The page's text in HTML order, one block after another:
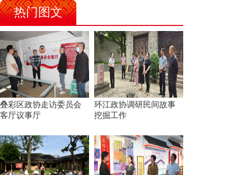
热门图文
叠彩区政协走访委员会
客厅议事厅
环江政协调研民间故事
挖掘工作